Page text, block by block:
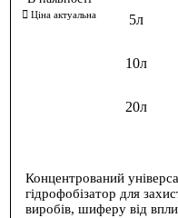
5л
10л
20л
Концентрований
гідрофобізатор для
виробів, шиферу від